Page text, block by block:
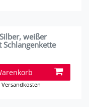
weißer
Versandkosten